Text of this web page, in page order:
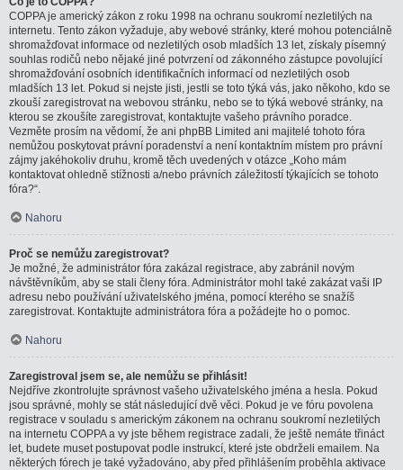
COPPA je americký zákon z roku 1998 na ochranu soukromí nezletilých na
internetu. Tento zákon vyžaduje, aby webové stránky, které mohou potenciálně
shromažďovat informace od nezletilých osob mladších 13 let, získaly písemný
souhlas rodičů nebo nějaké jiné potvrzení od zákonného zástupce povolující
shromažďování osobních identifikačních informací od nezletilých osob
mladších 13 let. Pokud si nejste jisti, jestli se toto týká vás, jako někoho, kdo se
zkouší zaregistrovat na webovou stránku, nebo se to týká webové stránky, na
kterou se zkoušíte zaregistrovat, kontaktujte vašeho právního poradce.
Vezměte prosím na vědomí, že ani phpBB Limited ani majitelé tohoto fóra
nemůžou poskytovat právní poradenství a není kontaktním místem pro právní
zájmy jakéhokoliv druhu, kromě těch uvedených v otázce „Koho mám
kontaktovat ohledně stížnosti a/nebo právních záležitostí týkajících se tohoto
fóra?“.
Nahoru
Proč se nemůžu zaregistrovat?
Je možné, že administrátor fóra zakázal registrace, aby zabránil novým
návštěvníkům, aby se stali členy fóra. Administrátor mohl také zakázat vaši IP
adresu nebo používání uživatelského jména, pomocí kterého se snažíš
zaregistrovat. Kontaktujte administrátora fóra a požádejte ho o pomoc.
Nahoru
Zaregistroval jsem se, ale nemůžu se přihlásit!
Nejdříve zkontrolujte správnost vašeho uživatelského jména a hesla. Pokud
jsou správné, mohly se stát následující dvě věci. Pokud je ve fóru povolena
registrace v souladu s americkým zákonem na ochranu soukromí nezletilých
na internetu COPPA a vy jste během registrace zadali, že ještě nemáte třináct
let, budete muset postupovat podle instrukcí, které jste obdrželi emailem. Na
některých fórech je také vyžadováno, aby před přihlášením proběhla aktivace